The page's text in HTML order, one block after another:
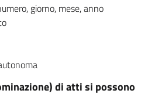
giorno, mese, anno
di atti si possono